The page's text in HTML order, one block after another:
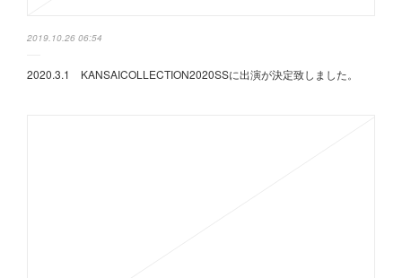
2019.10.26 06:54
2020.3.1 KANSAICOLLECTION2020SSに出演が決定致しました。